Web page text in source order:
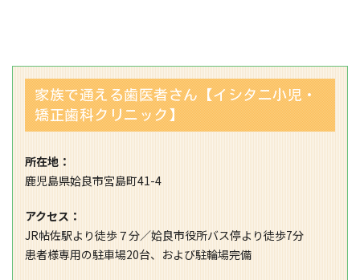
家族で通える歯医者さん【イシタニ小児・
矯正歯科クリニック】
所在地：
鹿児島県姶良市宮島町41-4
アクセス：
JR帖佐駅より徒歩７分／姶良市役所バス停より徒歩7分
患者様専用の駐車場20台、および駐輪場完備